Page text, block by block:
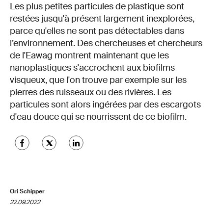
Les plus petites particules de plastique sont
restées jusqu'à présent largement inexplorées,
parce qu'elles ne sont pas détectables dans
l’environnement. Des chercheuses et chercheurs
de l'Eawag montrent maintenant que les
nanoplastiques s'accrochent aux biofilms
visqueux, que l'on trouve par exemple sur les
pierres des ruisseaux ou des rivières. Les
particules sont alors ingérées par des escargots
d'eau douce qui se nourrissent de ce biofilm.
Ori Schipper
22.09.2022